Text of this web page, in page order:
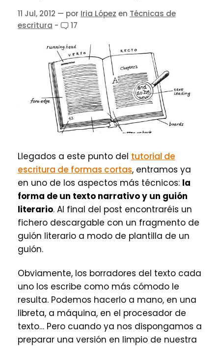
11 Jul, 2012 — por Iria López en Técnicas de
escritura - 17
Llegados a este punto del tutorial de
escritura de formas cortas, entramos ya
en uno de los aspectos más técnicos: la
forma de un texto narrativo y un guión
literario. Al final del post encontraréis un
fichero descargable con un fragmento de
guión literario a modo de plantilla de un
guión.
Obviamente, los borradores del texto cada
uno los escribe como más cómodo le
resulta. Podemos hacerlo a mano, en una
libreta, a máquina, en el procesador de
texto… Pero cuando ya nos dispongamos a
preparar una versión en limpio de nuestra